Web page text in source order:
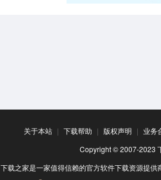
关于本站 | 下载帮助 | 版权声明 | 业务
Copyright © 2007-2023
下载之家是一家值得信赖的官方软件下载资源提